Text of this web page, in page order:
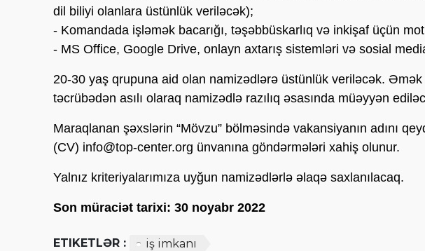
dil biliyi olanlara üstünlük veriləcək);
- Komandada işləmək bacarığı, təşəbbüskarlıq və inkişaf üçün
- MS Office, Google Drive, onlayn axtarış sistemləri və sosial
20-30 yaş qrupuna aid olan namizədlərə üstünlük veriləcək.
təcrübədən asılı olaraq namizədlə razılıq əsasında müəyyən
Maraqlanan şəxslərin “Mövzu” bölməsində vakansiyanın adını
(CV) info@top-center.org ünvanına göndərmələri xahiş olunur.
Yalnız kriteriyalarımıza uyğun namizədlərlə əlaqə saxlanılacaq.
Son müraciət tarixi: 30 noyabr 2022
ETIKETLƏR : iş imkanı